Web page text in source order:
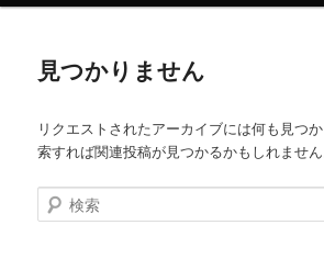
見つかりません
リクエストされたアーカイブには何も見つ
索すれば関連投稿が見つかるかもしれません
検
索